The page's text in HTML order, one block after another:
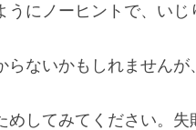
うにノーヒントで、いじ
らないかもしれません
めしてみてください。失